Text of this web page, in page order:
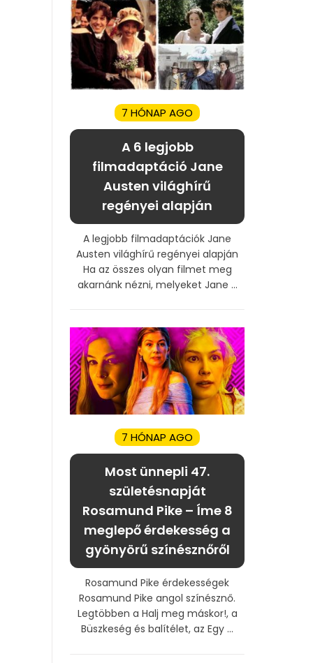
7 HÓNAP AGO
A 6 legjobb
filmadaptáció Jane
Austen világhírű
regényei alapján
A legjobb filmadaptációk Jane
Austen világhírű regényei alapján
Ha az összes olyan filmet meg
akarnánk nézni, melyeket Jane ...
7 HÓNAP AGO
Most ünnepli 47.
születésnapját
Rosamund Pike – Íme 8
meglepő érdekesség a
gyönyörű színésznőről
Rosamund Pike érdekességek
Rosamund Pike angol színésznő.
Legtöbben a Halj meg máskor!, a
Büszkeség és balítélet, az Egy ...